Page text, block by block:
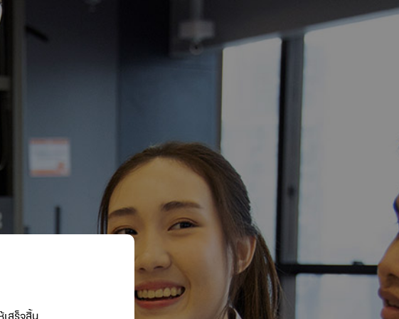
สร็จสิ้น